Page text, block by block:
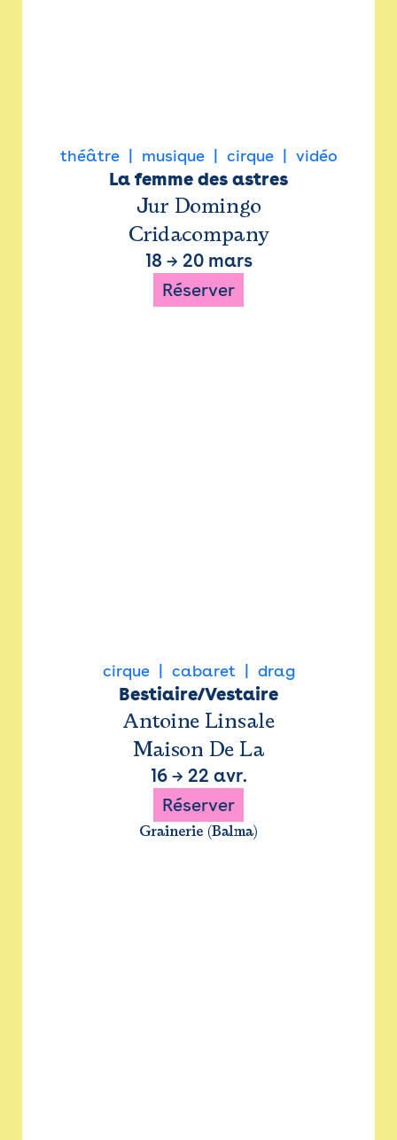
théâtre musique cirque vidéo
La femme des astres
Jur Domingo
Cridacompany
18 → 20 mars
Réserver
cirque cabaret drag
Bestiaire/Vestaire
Antoine Linsale
Maison De La
16→ 22 avr.
Réserver
Grainerie (Balma)